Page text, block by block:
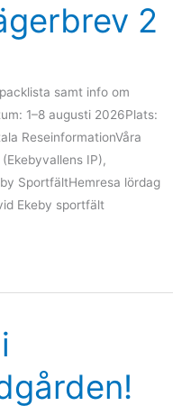
2
samt info om
1–8 augusti 2026Plats:
ReseinformationVåra
IP),
SportfältHemresa lördag
Ekeby sportfält